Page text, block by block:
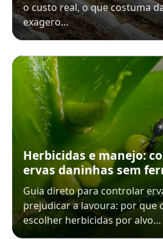
o custo real, o que costuma
exagero…
Herbicidas e manejo:
ervas daninhas sem
Guia direto para controlar
prejudicar a lavoura: por que
escolher herbicidas por alvo…